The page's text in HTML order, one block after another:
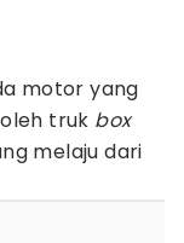
motor yang
truk box
melaju dari